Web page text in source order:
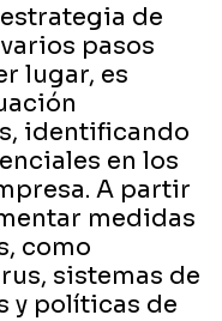
de
pasos
lugar, es
identificando
en los
A partir
medidas
como
sistemas de
y políticas de